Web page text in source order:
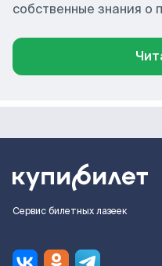
собственные знания о
Сервис билетных лазеек